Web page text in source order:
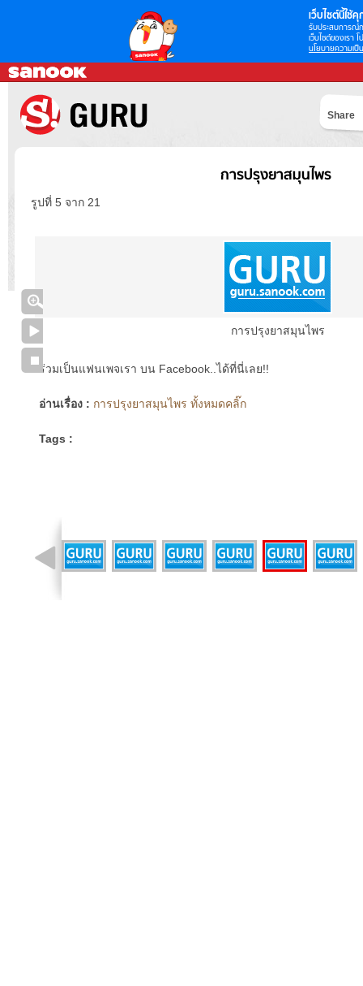
เว็บไซต์นี้ใช้คุ
รับประสบการณ์
เว็บไซต์ของเรา
นโยบายความเป็
Share
การปรุงยาสมุนไพร
รูปที่ 5 จาก 21
การปรุงยาสมุนไพร
ร่วมเป็นแฟนเพจเรา บน Facebook..ได้ที่นี่เลย!!
อ่านเรื่อง : การปรุงยาสมุนไพร ทั้งหมดคลิ๊ก
Tags :